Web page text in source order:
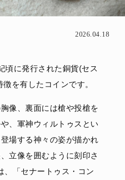
2026.04.18
頃に発行された銅貨(セス
を有したコインです。
像、裏面には槍や投槍を
、軍神ウィルトゥスとい
場する神々の姿が描かれ
立像を囲むように刻印さ
、「セナートゥス・コン